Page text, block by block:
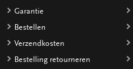
Garantie
Bestellen
Verzendkosten
Bestelling retourneren